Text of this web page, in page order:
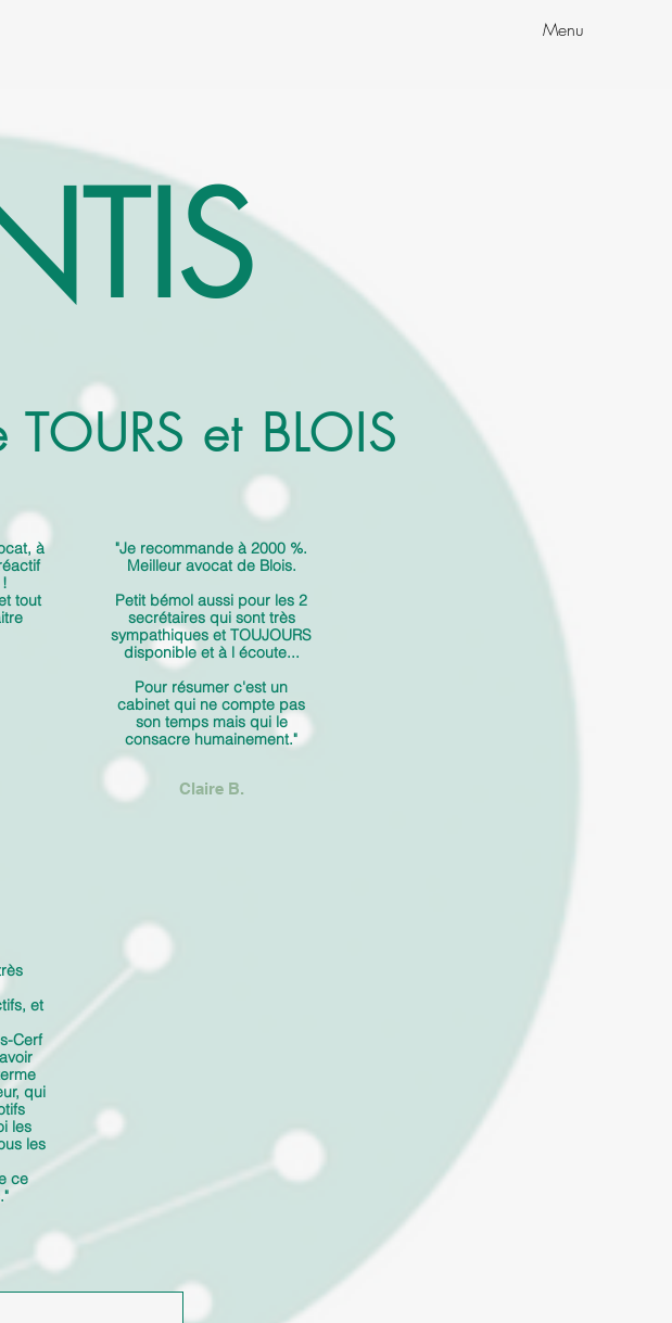
Menu
et BLOIS
à
tout
"Je recommande à 2000 %.
Meilleur avocat de Blois.
Petit bémol aussi pour les 2
secrétaires qui sont très
sympathiques et TOUJOURS
disponible et à l écoute...
Pour résumer c'est un
cabinet qui ne compte pas
son temps mais qui le
consacre humainement."
Claire B.
et
Cerf
qui
les
les
ce